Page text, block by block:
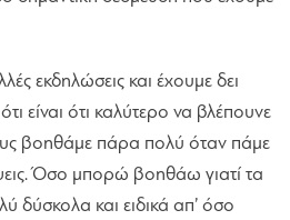
εκδηλώσεις και έχουμε δει
είναι ότι καλύτερο να βλέπουνε
βοηθάμε πάρα πολύ όταν πάμε
Όσο μπορώ βοηθάω γιατί τα
δύσκολα και ειδικά απ’ όσο